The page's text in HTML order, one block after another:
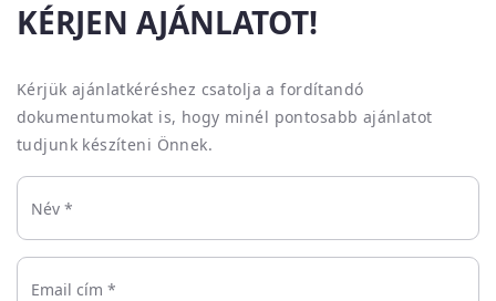
KÉRJEN AJÁNLATOT!
Kérjük ajánlatkéréshez csatolja a fordítandó
dokumentumokat is, hogy minél pontosabb ajánlatot
tudjunk készíteni Önnek.
Név *
Email cím *